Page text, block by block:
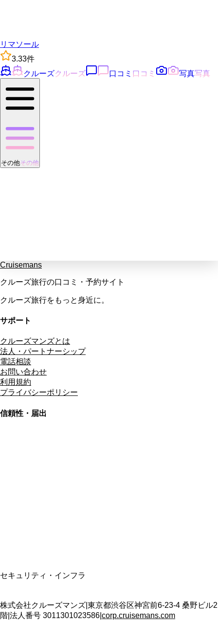
リマソール
3.33件
クルーズクルーズ 口コミ 口コミ 写真写真
その他その他
Cruisemans
クルーズ旅行の口コミ・予約サイト
クルーズ旅行をもっと身近に。
サポート
クルーズマンズとは
法人・パートナーシップ
電話相談
お問い合わせ
利用規約
プライバシーポリシー
信頼性・届出
セキュリティ・インフラ
株式会社クルーズマンズ 東京都渋谷区神宮前6-23-4 桑野ビル2
階 法人番号 3011301023586 corp.cruisemans.com